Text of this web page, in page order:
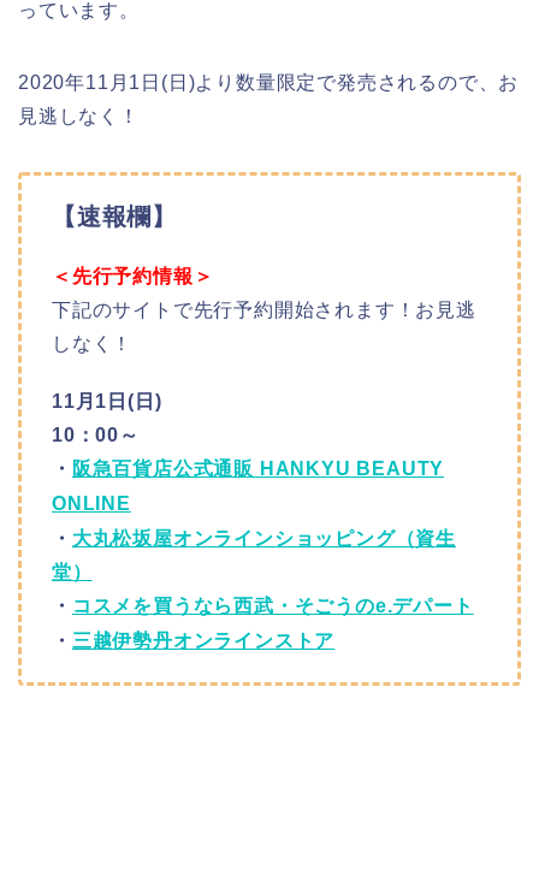
っています。
2020年11月1日(日)より数量限定で発売されるので、お
見逃しなく！
【速報欄】
＜先行予約情報＞
下記のサイトで先行予約開始されます！お見逃
しなく！
11月1日(日)
10：00～
・ 阪急百貨店公式通販 HANKYU BEAUTY
ONLINE
・ 大丸松坂屋オンラインショッピング（資生
堂）
・ コスメを買うなら西武・そごうのe.デパート
・ 三越伊勢丹オンラインストア